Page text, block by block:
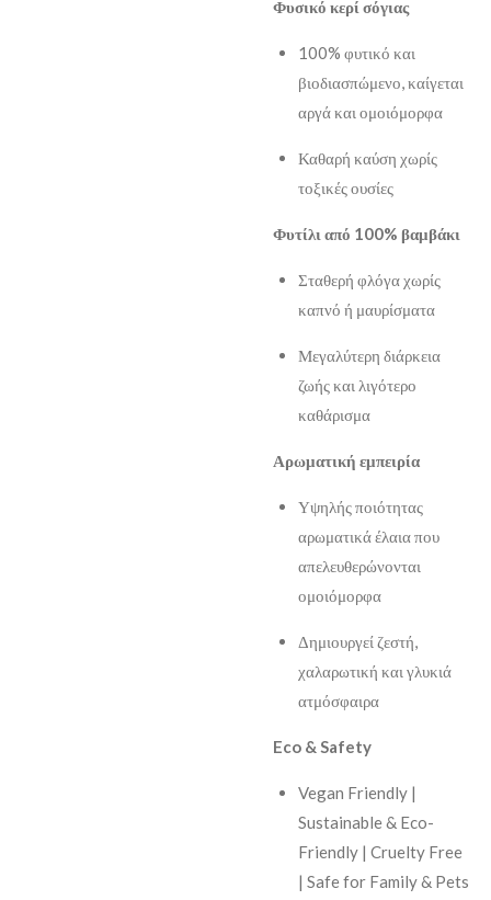
Φυσικό κερί σόγιας
100% φυτικό και
βιοδιασπώμενο, καίγεται
αργά και ομοιόμορφα
Καθαρή καύση χωρίς
τοξικές ουσίες
Φυτίλι από 100% βαμβάκι
Σταθερή φλόγα χωρίς
καπνό ή μαυρίσματα
Μεγαλύτερη διάρκεια
ζωής και λιγότερο
καθάρισμα
Αρωματική εμπειρία
Υψηλής ποιότητας
αρωματικά έλαια που
απελευθερώνονται
ομοιόμορφα
Δημιουργεί ζεστή,
χαλαρωτική και γλυκιά
ατμόσφαιρα
Eco & Safety
Vegan Friendly |
Sustainable & Eco-
Friendly | Cruelty Free
| Safe for Family & Pets